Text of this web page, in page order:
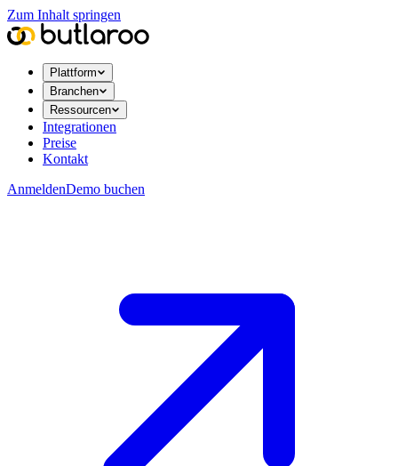
Zum Inhalt springen
Plattform
Branchen
Ressourcen
Integrationen
Preise
Kontakt
AnmeldenDemo buchen